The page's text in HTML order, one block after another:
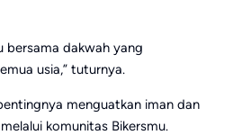
bersama dakwah yang
usia,” tuturnya.
menguatkan iman dan
komunitas Bikersmu.